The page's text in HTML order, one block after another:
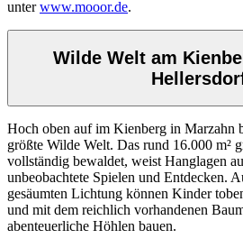
unterwww.mooor.de.
Wilde Welt am
Hoch oben auf im Kienberg in Marzahn
größte Wilde Welt. Das rund 16.000 m²
vollständig bewaldet, weist Hanglagen
unbeobachtete Spielen und Entdecken.
gesäumten Lichtung können Kinder
und mit dem reichlich vorhandenen
abenteuerliche Höhlen bauen.